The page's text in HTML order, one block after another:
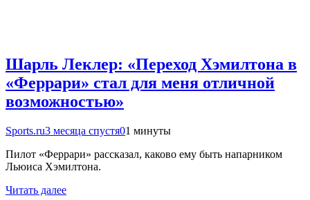
Шарль Леклер: «Переход Хэмилтона в
«Феррари» стал для меня отличной
возможностью»
Sports.ru3 месяца спустя01 минуты
Пилот «Феррари» рассказал, каково ему быть напарником
Льюиса Хэмилтона.
Читать далее